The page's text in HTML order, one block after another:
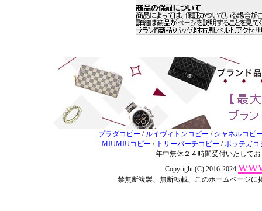
プラダコピー / ルイヴィトンコピー / シャネルコピ
MIUMIUコピー / トリーバーチコピー /ボッテガコ
年中無休２４時間受付いたして
Copyright (C) 2016-2024
禁無断複製、無断転載、このホームページ